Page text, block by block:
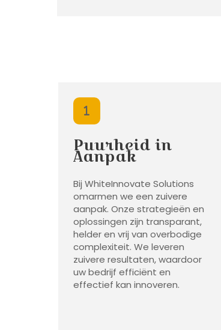
Puurheid in
Aanpak
Bij WhiteInnovate Solutions
omarmen we een zuivere
aanpak. Onze strategieën en
oplossingen zijn transparant,
helder en vrij van overbodige
complexiteit. We leveren
zuivere resultaten, waardoor
uw bedrijf efficiënt en
effectief kan innoveren.